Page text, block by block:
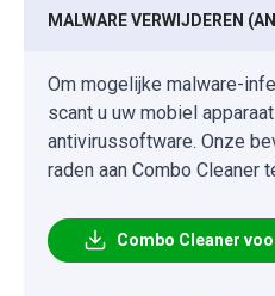
MALWARE VERWIJDEREN
Om mogelijke malware-
scant u uw mobiel
antivirussoftware. Onze
raden aan Combo Cleaner
Combo Cleaner